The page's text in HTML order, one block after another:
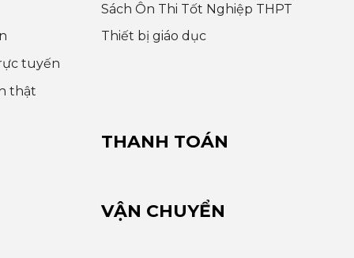
tuyến
thật
Sách Ôn Thi Tốt Nghiệp THPT
Thiết bị giáo dục
THANH TOÁN
VẬN CHUYỂN